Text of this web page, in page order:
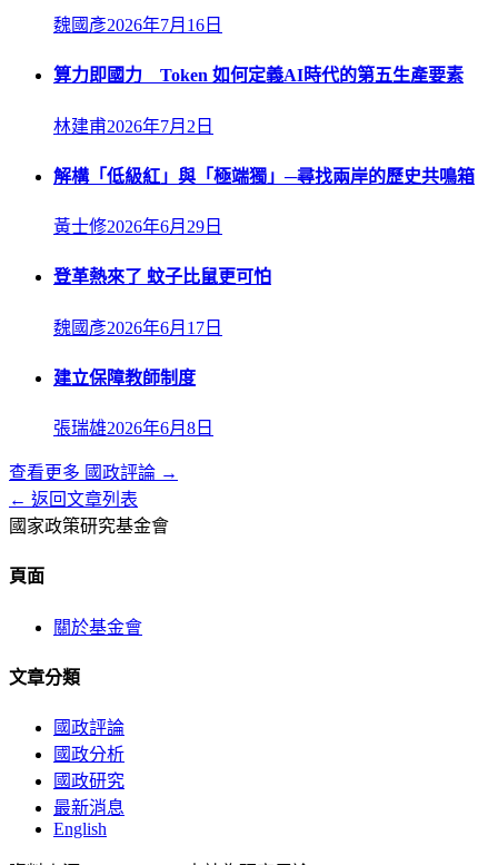
魏國彥2026年7月16日
算力即國力 Token 如何定義AI時代的第五生產要素
林建甫2026年7月2日
解構「低級紅」與「極端獨」─尋找兩岸的歷史共鳴箱
黃士修2026年6月29日
登革熱來了 蚊子比鼠更可怕
魏國彥2026年6月17日
建立保障教師制度
張瑞雄2026年6月8日
查看更多 國政評論 →
← 返回文章列表
國家政策研究基金會
頁面
關於基金會
文章分類
國政評論
國政分析
國政研究
最新消息
English